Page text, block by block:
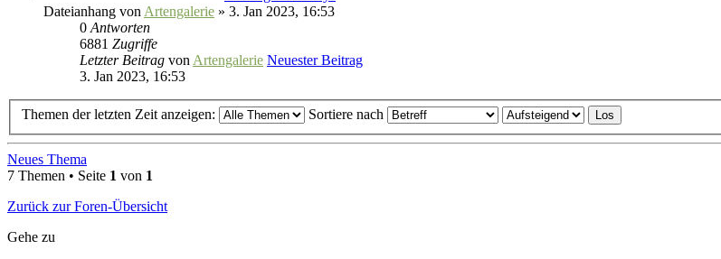
Dateianhang von Artengalerie » 3. Jan 2023, 16:53
0 Antworten
6881 Zugriffe
Letzter Beitrag von Artengalerie Neuester Beitrag
3. Jan 2023, 16:53
Themen der letzten Zeit anzeigen: Sortiere nach
Neues Thema
7 Themen • Seite 1 von 1
Zurück zur Foren-Übersicht
Gehe zu